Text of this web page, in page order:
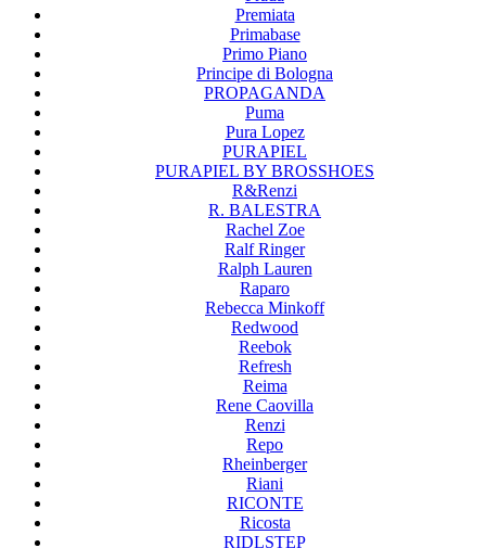
Premiata
Primabase
Primo Piano
Principe di Bologna
PROPAGANDA
Puma
Pura Lopez
PURAPIEL
PURAPIEL BY BROSSHOES
R&Renzi
R. BALESTRA
Rachel Zoe
Ralf Ringer
Ralph Lauren
Raparo
Rebecca Minkoff
Redwood
Reebok
Refresh
Reima
Rene Caovilla
Renzi
Repo
Rheinberger
Riani
RICONTE
Ricosta
RIDLSTEP